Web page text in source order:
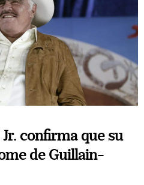
confirma que su
de Guillain-